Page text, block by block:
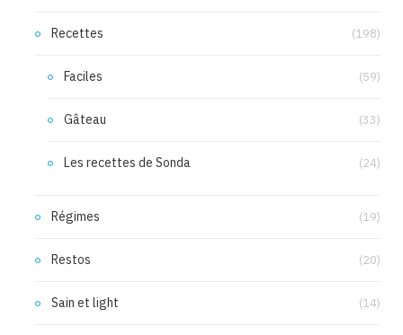
Recettes (198)
Faciles (59)
Gâteau (33)
Les recettes de Sonda (24)
Régimes (19)
Restos (20)
Sain et light (14)